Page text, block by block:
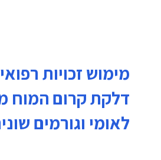
מימוש זכויות
דלקת קרום המוח
לאומי וגורמים